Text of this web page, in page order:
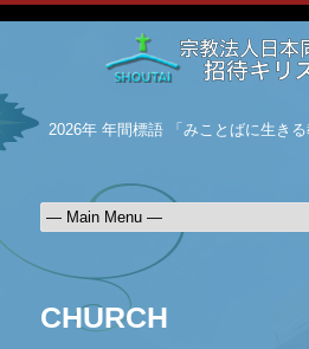
2026年 年間標語 「みことばに生きる
CHURCH